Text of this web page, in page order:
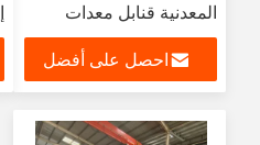
المعدنية قنابل معدات
المزارع
احصل على أفضل